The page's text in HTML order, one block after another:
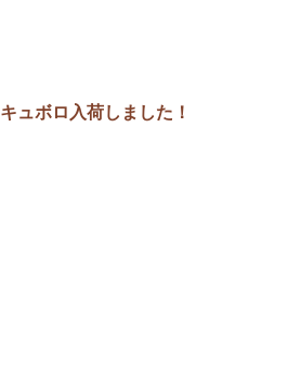
キュボロ入荷しました！